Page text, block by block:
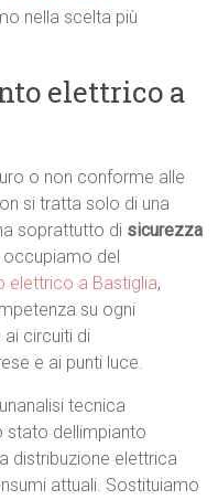
nella scelta più
elettrico a
o non conforme alle
si tratta solo di una
soprattutto di sicurezza
occupiamo del
elettrico a Bastiglia,
su ogni
circuiti di
e ai punti luce.
tecnica
dellimpianto
distribuzione elettrica
attuali. Sostituiamo